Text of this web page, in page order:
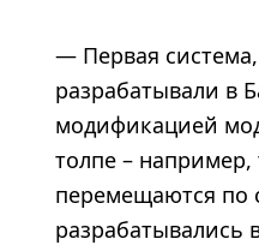
— Первая
разрабатывали в
модификацией
толпе – например,
перемещаются по
разрабатывались